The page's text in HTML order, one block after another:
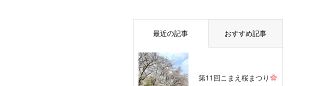
最近の記事 おすすめ記事
第11回こまえ桜まつり